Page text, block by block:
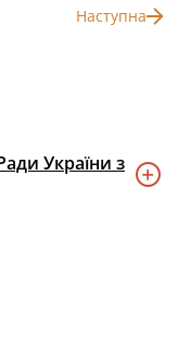
Наступна
України з